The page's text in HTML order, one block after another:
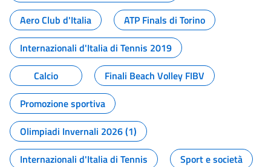
Aero Club d'Italia
ATP Finals di Torino
Internazionali d'Italia di Tennis 2019
Calcio
Finali Beach Volley FIBV
Promozione sportiva
Olimpiadi Invernali 2026 (1)
Internazionali d'Italia di Tennis
Sport e società